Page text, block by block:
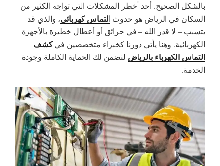
بالشكل الصحيح. أحد أخطر المشكلات التي تواجه الكثير من
السكان في الرياض هو حدوث التماس كهربائي، والذي قد
يتسبب – لا قدر الله – في حرائق أو أعطال خطيرة بالأجهزة
الكهربائية. وهنا يأتي دورنا كخبراء متخصصين فيكشف
التماس الكهرباء بالرياض لنضمن لك الحماية الكاملة وجودة
الخدمة.